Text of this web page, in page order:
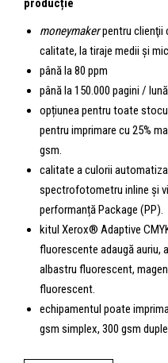
producție
moneymakerpentru clienţii
calitate, la tiraje medii şi
până la 80 ppm
până la 150.000 pagini / lună
opțiunea pentru toate
pentru imprimare cu 25%
gsm.
calitate a culorii
spectrofotometru inline și
performanță Package (PP).
kitul Xerox® Adaptive
fluorescente adaugă auriu,
albastru fluorescent,
fluorescent.
echipamentul poate
gsm simplex, 300 gsm